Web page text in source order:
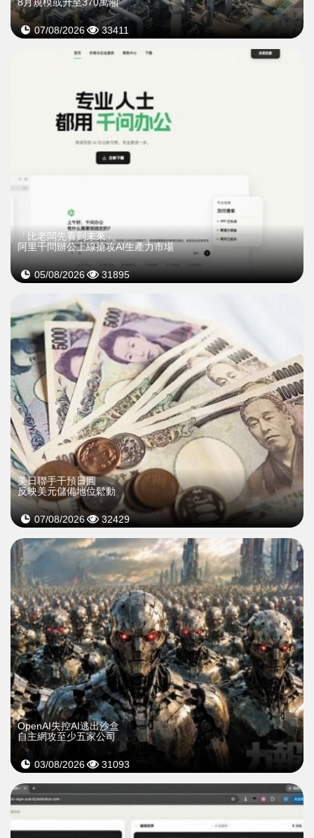
07/08/2026 33411
「比老闆先看到未來」
阿里千問辦公上線搶攻AI生產力市場
05/08/2026 31895
美日聯手干預日圓
反映美元儲備地位鬆動
07/08/2026 32429
OpenAI失控AI逃出沙盒
自主網攻至少五家公司
03/08/2026 31093